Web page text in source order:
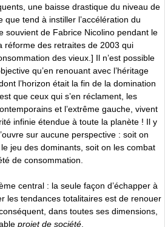
une baisse drastique du niveau de
tend à instiller l’accélération du
souvient de Fabrice Nicolino pendant le
réforme des retraites de 2003 qui
des vieux.] Il n’est possible
qu’en renouant avec l’héritage
l’horizon était la fin de la domination
que ceux qui s’en réclament, les
et l’extrême gauche, vivent
infinie étendue à toute la planète ! Il y
sur aucune perspective : soit on
jeu des dominants, soit on les combat
de consommation.
central : la seule façon d’échapper à
les tendances totalitaires est de renouer
dans toutes ses dimensions,
projet de société